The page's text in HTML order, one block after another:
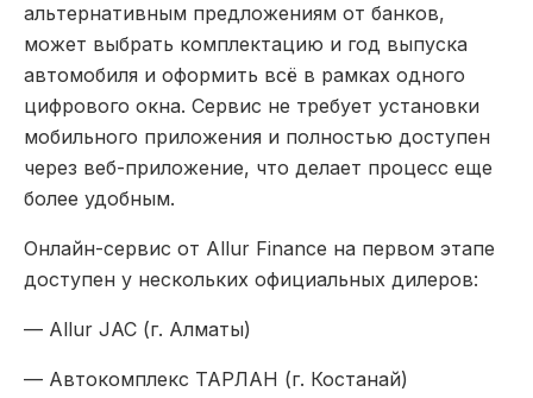
альтернативным предложениям от банков,
может выбрать комплектацию и год выпуска
автомобиля и оформить всё в рамках одного
цифрового окна. Сервис не требует установки
мобильного приложения и полностью доступен
через веб-приложение, что делает процесс еще
более удобным.
Онлайн-сервис от Allur Finance на первом этапе
доступен у нескольких официальных дилеров:
— Allur JAC (г. Алматы)
— Автокомплекс ТАРЛАН (г. Костанай)